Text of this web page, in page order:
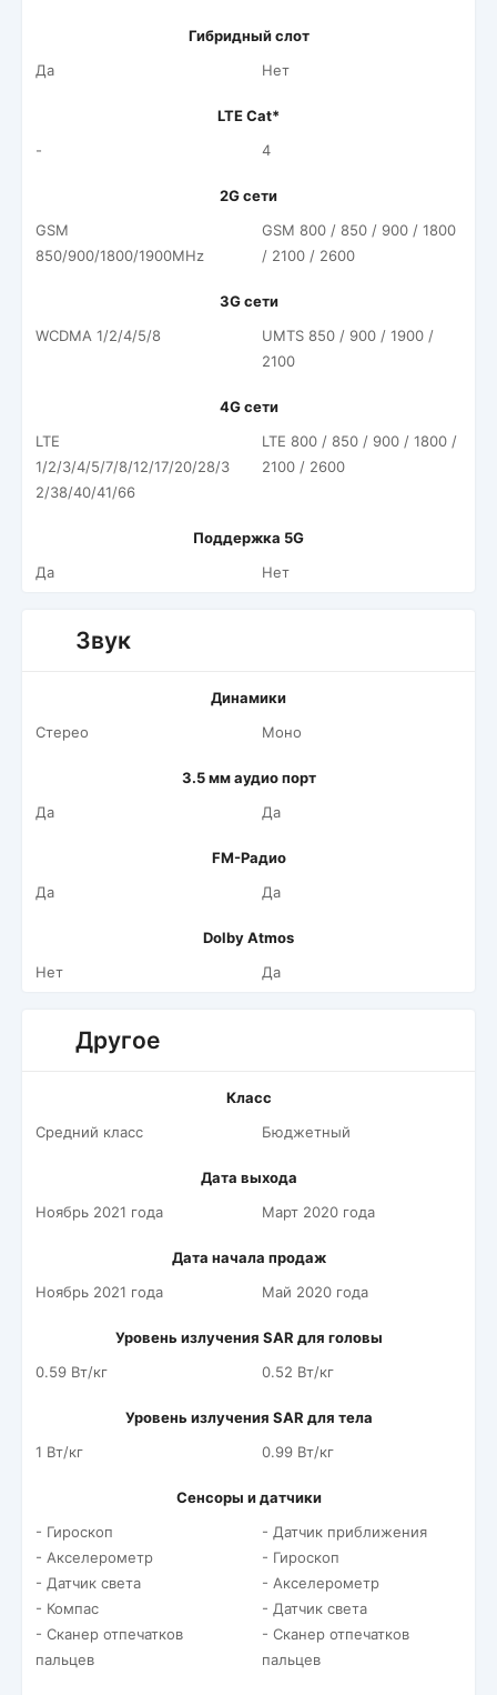
Гибридный слот
Да
Нет
LTE Cat*
-
4
2G сети
GSM
850/900/1800/1900MHz
GSM 800 / 850 / 900 / 1800
/ 2100 / 2600
3G сети
WCDMA 1/2/4/5/8
UMTS 850 / 900 / 1900 /
2100
4G сети
LTE
1/2/3/4/5/7/8/12/17/20/28/3
2/38/40/41/66
LTE 800 / 850 / 900 / 1800 /
2100 / 2600
Поддержка 5G
Да
Нет
Звук
Динамики
Стерео
Моно
3.5 мм аудио порт
Да
Да
FM-Радио
Да
Да
Dolby Atmos
Нет
Да
Другое
Класс
Средний класс
Бюджетный
Дата выхода
Ноябрь 2021 года
Март 2020 года
Дата начала продаж
Ноябрь 2021 года
Май 2020 года
Уровень излучения SAR для головы
0.59 Вт/кг
0.52 Вт/кг
Уровень излучения SAR для тела
1 Вт/кг
0.99 Вт/кг
Сенсоры и датчики
- Гироскоп
- Акселерометр
- Датчик света
- Компас
- Сканер отпечатков
пальцев
- Датчик приближения
- Гироскоп
- Акселерометр
- Датчик света
- Сканер отпечатков
пальцев